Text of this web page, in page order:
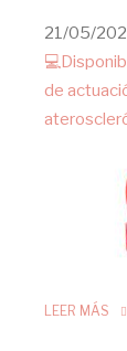
21/05/
de
LEER MÁS